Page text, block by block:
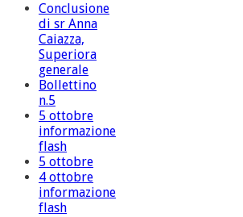
Conclusione
di sr Anna
Caiazza,
Superiora
generale
Bollettino
n.5
5 ottobre
informazione
flash
5 ottobre
4 ottobre
informazione
flash